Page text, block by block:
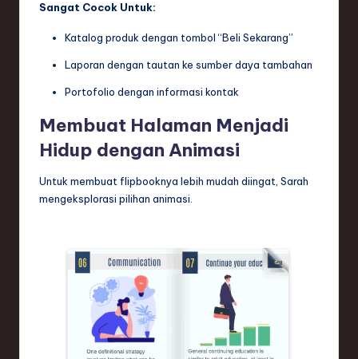
Sangat Cocok Untuk:
Katalog produk dengan tombol “Beli Sekarang”
Laporan dengan tautan ke sumber daya tambahan
Portofolio dengan informasi kontak
Membuat Halaman Menjadi
Hidup dengan Animasi
Untuk membuat flipbooknya lebih mudah diingat, Sarah
mengeksplorasi pilihan animasi.